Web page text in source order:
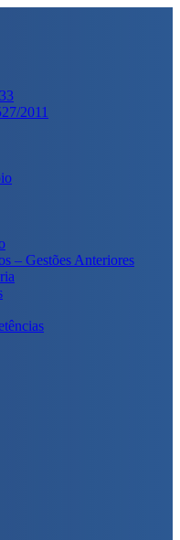
2011
– Gestões Anteriores